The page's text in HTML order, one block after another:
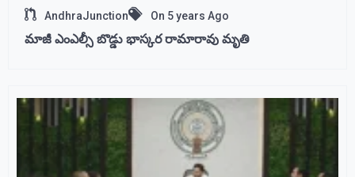
AndhraJunction On 5 years Ago
మాజీ ఎంఎల్సీ బొడ్డు భాస్కర రామారావు మృతి